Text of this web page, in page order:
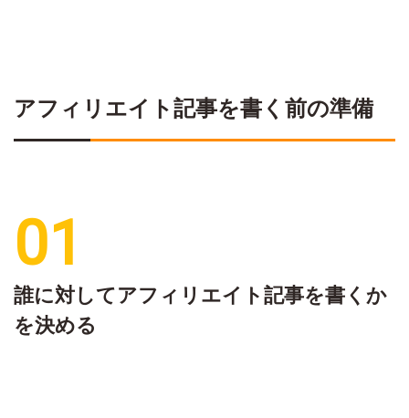
アフィリエイト記事を書く前の準備
誰に対してアフィリエイト記事を書くか
を決める